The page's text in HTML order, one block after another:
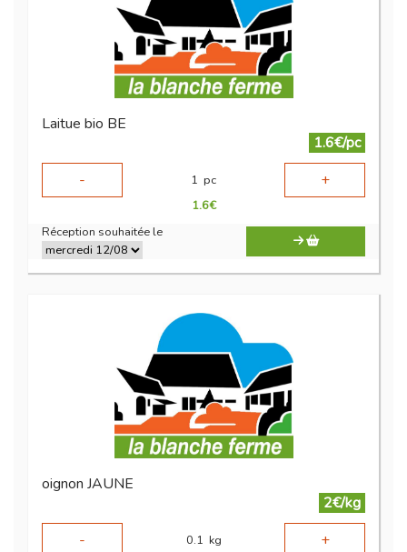
Laitue bio BE
1.6€/pc
-
1 pc +
1.6€
Réception souhaitée le
oignon JAUNE
2€/kg
-
0.1 kg +